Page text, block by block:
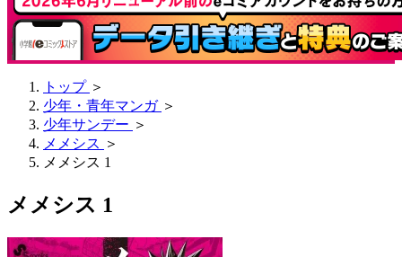
トップ ＞
少年・青年マンガ ＞
少年サンデー ＞
メメシス ＞
メメシス 1
メメシス 1